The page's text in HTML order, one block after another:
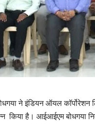
ने इंडियन ऑयल कॉर्पोरेशन
किया है। आईआईएम बोधगया